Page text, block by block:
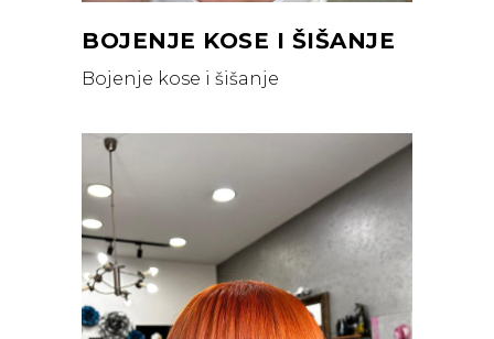
BOJENJE KOSE I ŠIŠANJE
Bojenje kose i šišanje